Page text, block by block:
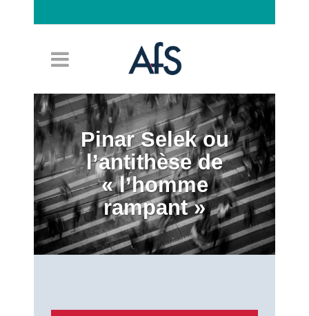
Pinar Selek ou
l’antithèse de
« l’homme
rampant »